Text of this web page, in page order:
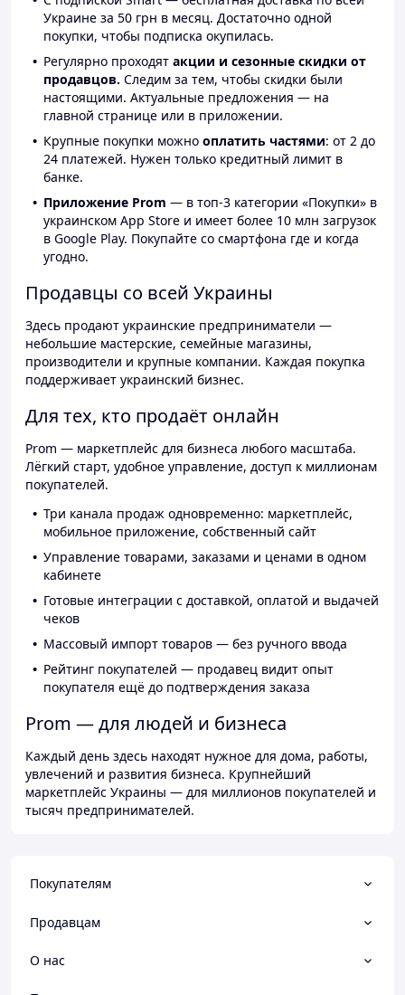
Украине за 50 грн в месяц. Достаточно одной
покупки, чтобы подписка окупилась.
Регулярно проходят акции и сезонные скидки от
продавцов. Следим за тем, чтобы скидки были
настоящими. Актуальные предложения — на
главной странице или в приложении.
Крупные покупки можно оплатить частями: от 2 до
24 платежей. Нужен только кредитный лимит в
банке.
Приложение Prom — в топ-3 категории «Покупки» в
украинском App Store и имеет более 10 млн загрузок
в Google Play. Покупайте со смартфона где и когда
угодно.
Продавцы со всей Украины
Здесь продают украинские предприниматели —
небольшие мастерские, семейные магазины,
производители и крупные компании. Каждая покупка
поддерживает украинский бизнес.
Для тех, кто продаёт онлайн
Prom — маркетплейс для бизнеса любого масштаба.
Лёгкий старт, удобное управление, доступ к миллионам
покупателей.
Три канала продаж одновременно: маркетплейс,
мобильное приложение, собственный сайт
Управление товарами, заказами и ценами в одном
кабинете
Готовые интеграции с доставкой, оплатой и выдачей
чеков
Массовый импорт товаров — без ручного ввода
Рейтинг покупателей — продавец видит опыт
покупателя ещё до подтверждения заказа
Prom — для людей и бизнеса
Каждый день здесь находят нужное для дома, работы,
увлечений и развития бизнеса. Крупнейший
маркетплейс Украины — для миллионов покупателей и
тысяч предпринимателей.
Покупателям
Продавцам
О нас